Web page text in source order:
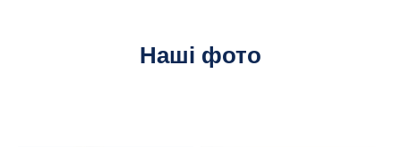
Наші фото